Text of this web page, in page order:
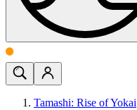
Tamashi: Rise of Yokai